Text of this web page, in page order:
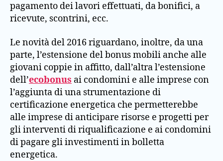
pagamento dei lavori effettuati, da bonifici, a
ricevute, scontrini, ecc.
Le novità del 2016 riguardano, inoltre, da una
parte, l’estensione del bonus mobili anche alle
giovani coppie in affitto, dall’altra l’estensione
dell’ecobonus ai condomini e alle imprese con
l’aggiunta di una strumentazione di
certificazione energetica che permetterebbe
alle imprese di anticipare risorse e progetti per
gli interventi di riqualificazione e ai condomini
di pagare gli investimenti in bolletta
energetica.